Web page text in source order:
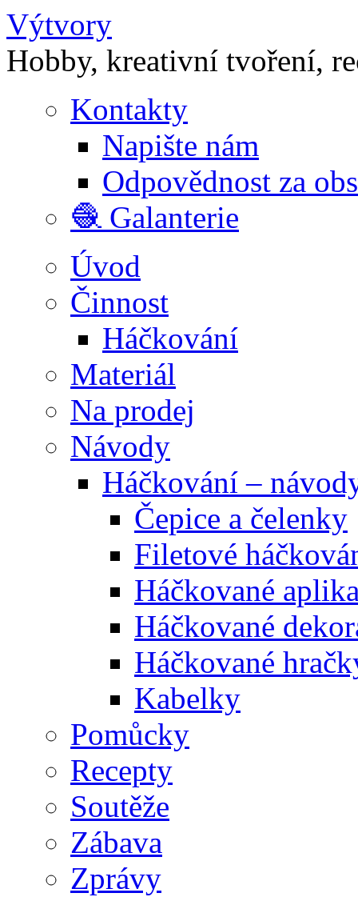
Výtvory
Hobby, kreativní tvoření,
Kontakty
Napište nám
Odpovědnost za
🧶 Galanterie
Úvod
Činnost
Háčkování
Materiál
Na prodej
Návody
Háčkování –
Čepice a čelenky
Filetové
Háčkované
Háčkované
Háčkované
Kabelky
Pomůcky
Recepty
Soutěže
Zábava
Zprávy